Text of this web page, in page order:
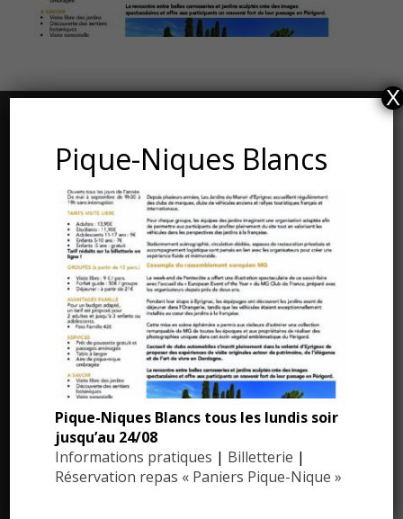
24590 Salignac-Eyvigues
Dordogne – Périgord
Téléphone : 05.53.28.99.71
Email : contact@eyrignac.com
ESPACE PRESSE
Dossier de presse
Communiqués de presse
Photothèque
Pique-Niques Blancs
Pique-Niques Blancs tous les lundis soir
jusqu’au 24/08
Informations pratiques | Billetterie |
Réservation repas « Paniers Pique-Nique »
X